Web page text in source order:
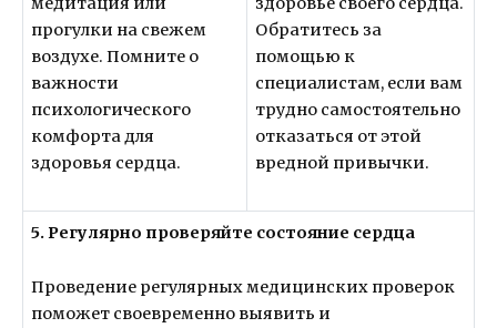
прогулки на свежем
воздухе. Помните о
важности
психологического
комфорта для
здоровья сердца.
Обратитесь за
помощью к
специалистам, если вам
трудно самостоятельно
отказаться от этой
вредной привычки.
5. Регулярно проверяйте состояние сердца
Проведение регулярных медицинских проверок
поможет своевременно выявить и